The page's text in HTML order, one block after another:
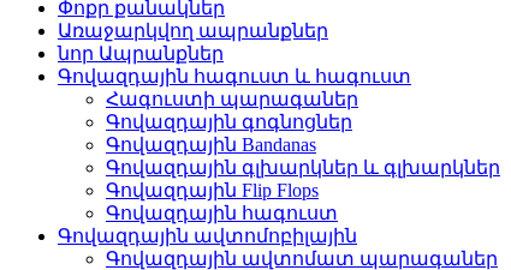
Փոքր քանակներ
Առաջարկվող ապրանքներ
նոր Ապրանքներ
Գովազդային հագուստ և հագուստ
Հագուստի պարագաներ
Գովազդային գոգնոցներ
Գովազդային Bandanas
Գովազդային գլխարկներ և գլխարկներ
Գովազդային Flip Flops
Գովազդային հագուստ
Գովազդային ավտոմոբիլային
Գովազդային ավտոմատ պարագաներ